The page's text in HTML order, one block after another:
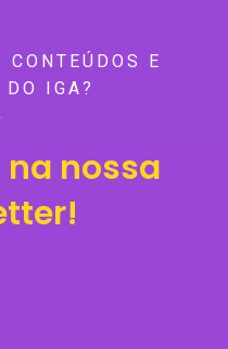
CONTEÚDOS E
DO IGA?
na nossa